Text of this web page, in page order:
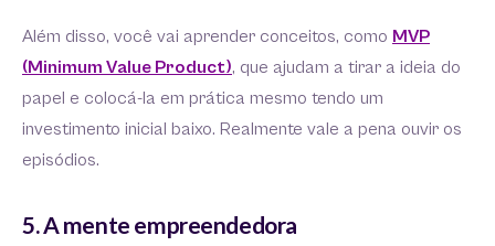
Além disso, você vai aprender conceitos, como MVP
(Minimum Value Product), que ajudam a tirar a ideia do
papel e colocá-la em prática mesmo tendo um
investimento inicial baixo. Realmente vale a pena ouvir os
episódios.
5. A mente empreendedora